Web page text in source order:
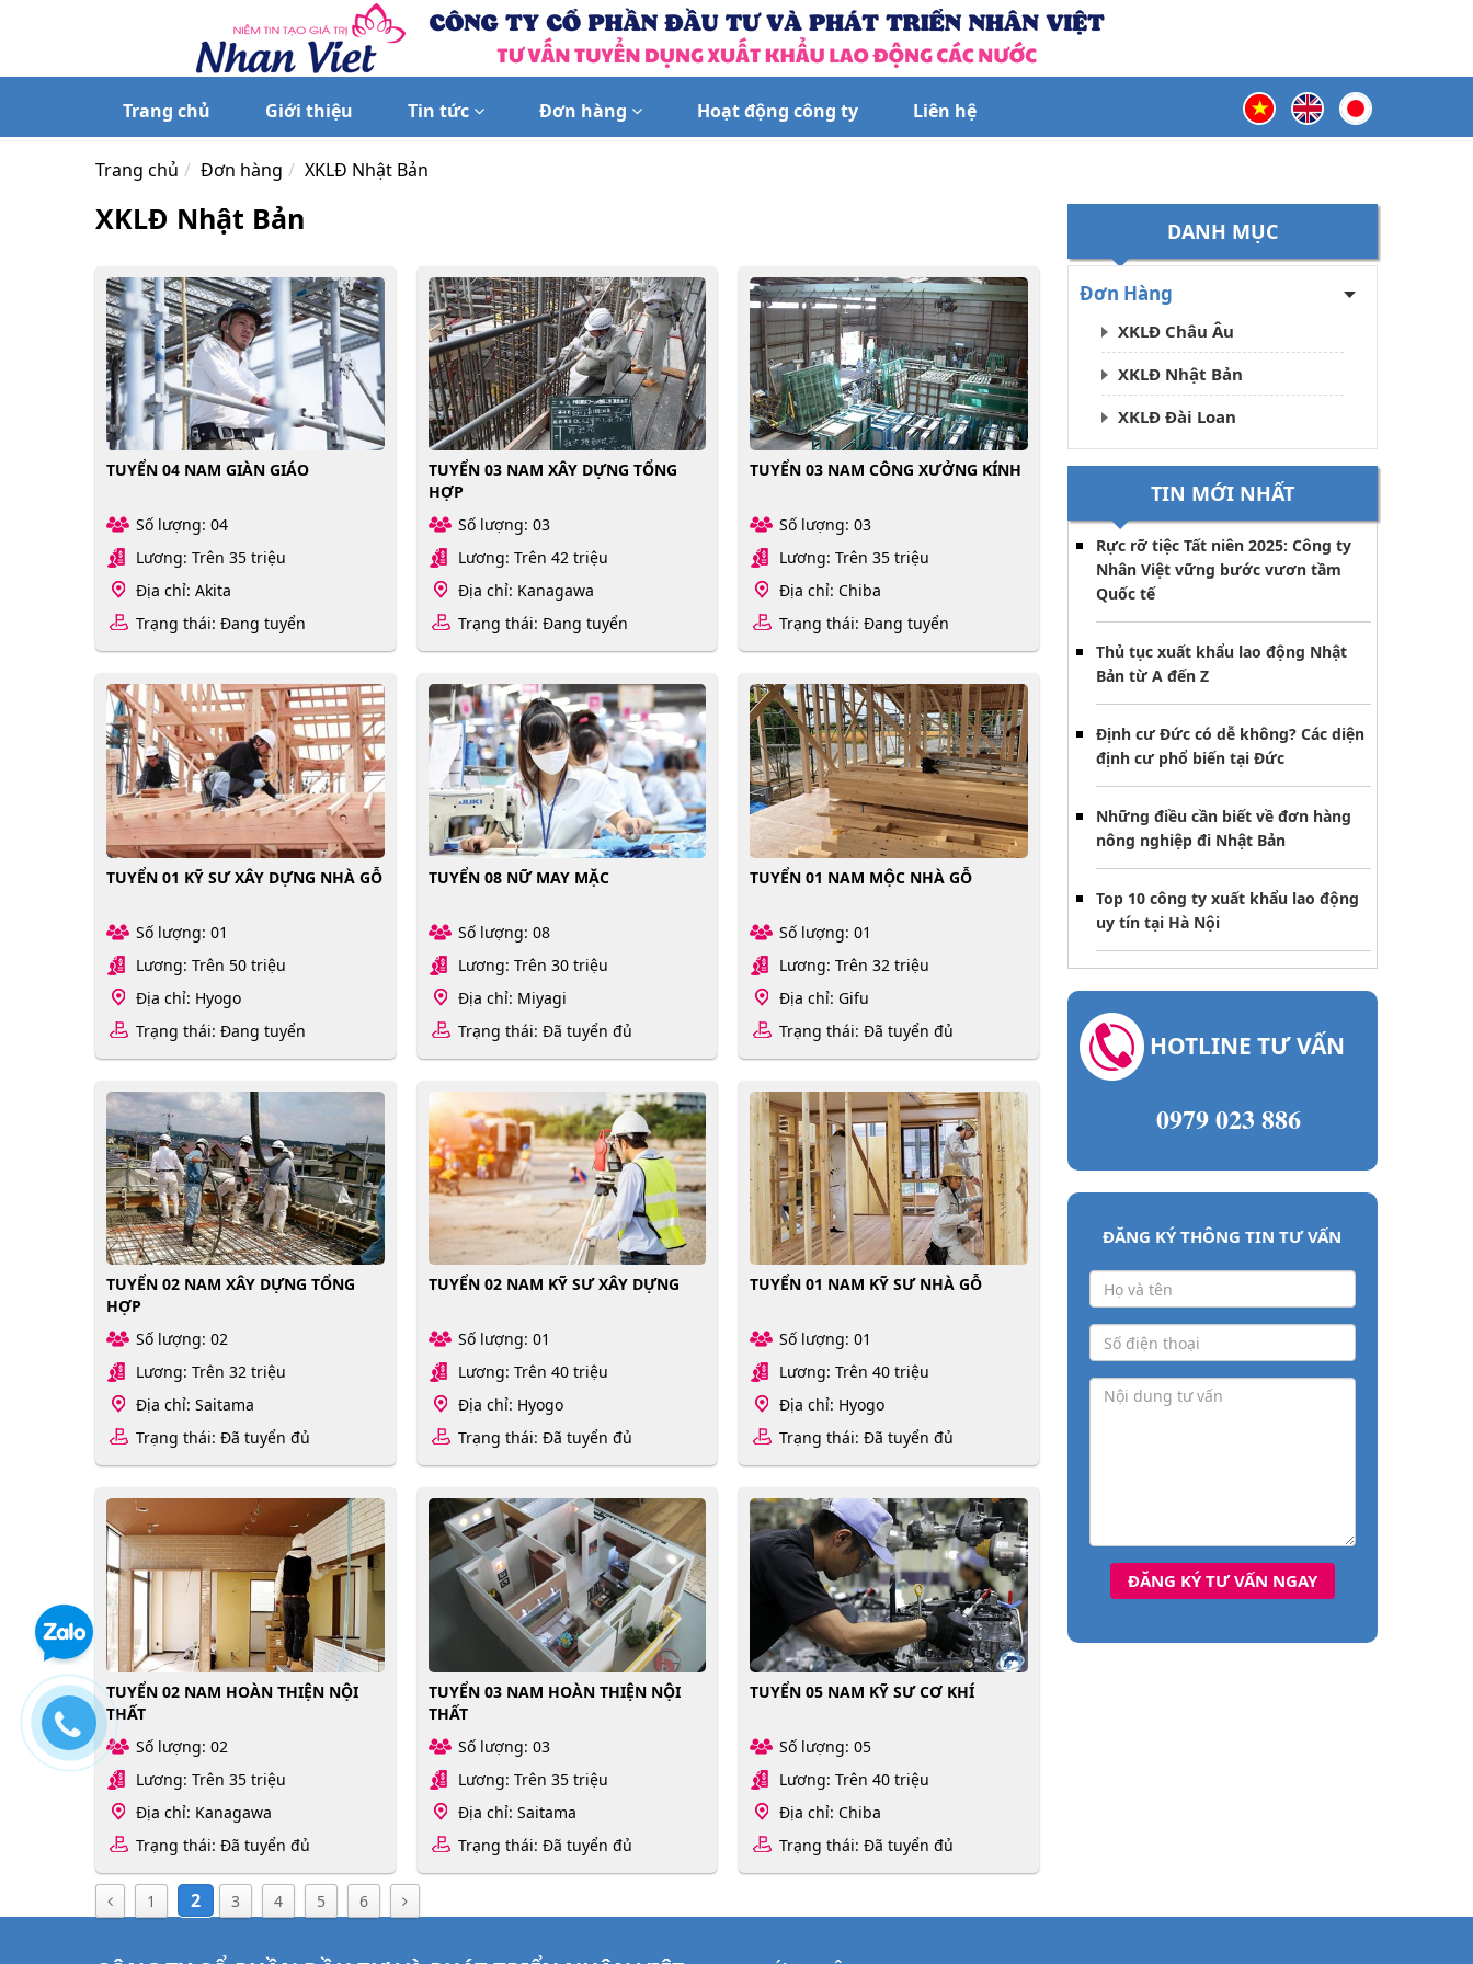
Trang chủ Giới thiệu Tin tức Đơn hàng Hoạt động công ty Liên hệ
Trang chủ Đơn hàng XKLĐ Nhật Bản
XKLĐ Nhật Bản
TUYỂN 04 NAM GIÀN GIÁO
Số lượng: 04
Lương: Trên 35 triệu
Địa chỉ: Akita
Trạng thái: Đang tuyển
TUYỂN 03 NAM XÂY DỰNG TỔNG
HỢP
Số lượng: 03
Lương: Trên 42 triệu
Địa chỉ: Kanagawa
Trạng thái: Đang tuyển
TUYỂN 03 NAM CÔNG XƯỞNG KÍNH
Số lượng: 03
Lương: Trên 35 triệu
Địa chỉ: Chiba
Trạng thái: Đang tuyển
TUYỂN 01 KỸ SƯ XÂY DỰNG NHÀ GỖ
Số lượng: 01
Lương: Trên 50 triệu
Địa chỉ: Hyogo
Trạng thái: Đang tuyển
TUYỂN 08 NỮ MAY MẶC
Số lượng: 08
Lương: Trên 30 triệu
Địa chỉ: Miyagi
Trạng thái: Đã tuyển đủ
TUYỂN 01 NAM MỘC NHÀ GỖ
Số lượng: 01
Lương: Trên 32 triệu
Địa chỉ: Gifu
Trạng thái: Đã tuyển đủ
TUYỂN 02 NAM XÂY DỰNG TỔNG
HỢP
Số lượng: 02
Lương: Trên 32 triệu
Địa chỉ: Saitama
Trạng thái: Đã tuyển đủ
TUYỂN 02 NAM KỸ SƯ XÂY DỰNG
Số lượng: 01
Lương: Trên 40 triệu
Địa chỉ: Hyogo
Trạng thái: Đã tuyển đủ
TUYỂN 01 NAM KỸ SƯ NHÀ GỖ
Số lượng: 01
Lương: Trên 40 triệu
Địa chỉ: Hyogo
Trạng thái: Đã tuyển đủ
TUYỂN 02 NAM HOÀN THIỆN NỘI
THẤT
Số lượng: 02
Lương: Trên 35 triệu
Địa chỉ: Kanagawa
Trạng thái: Đã tuyển đủ
TUYỂN 03 NAM HOÀN THIỆN NỘI
THẤT
Số lượng: 03
Lương: Trên 35 triệu
Địa chỉ: Saitama
Trạng thái: Đã tuyển đủ
TUYỂN 05 NAM KỸ SƯ CƠ KHÍ
Số lượng: 05
Lương: Trên 40 triệu
Địa chỉ: Chiba
Trạng thái: Đã tuyển đủ
1 2 3 4 5 6
DANH MỤC
Đơn Hàng
XKLĐ Châu Âu
XKLĐ Nhật Bản
XKLĐ Đài Loan
TIN MỚI NHẤT
Rực rỡ tiệc Tất niên 2025: Công ty
Nhân Việt vững bước vươn tầm
Quốc tế
Thủ tục xuất khẩu lao động Nhật
Bản từ A đến Z
Định cư Đức có dễ không? Các diện
định cư phổ biến tại Đức
Những điều cần biết về đơn hàng
nông nghiệp đi Nhật Bản
Top 10 công ty xuất khẩu lao động
uy tín tại Hà Nội
HOTLINE TƯ VẤN
0979 023 886
ĐĂNG KÝ THÔNG TIN TƯ VẤN